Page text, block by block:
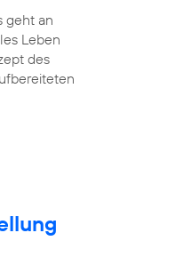
geht an
Leben
des